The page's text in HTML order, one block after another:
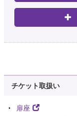
チケット取扱い
扉座